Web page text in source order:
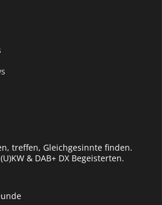
treffen, Gleichgesinnte finden.
& DAB+ DX Begeisterten.